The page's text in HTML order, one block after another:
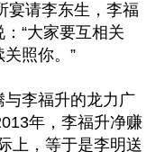
宴请李东生，李福
“大家要互相关
照你。”
李福升的龙力广
年，李福升净赚
上，等于是李明送